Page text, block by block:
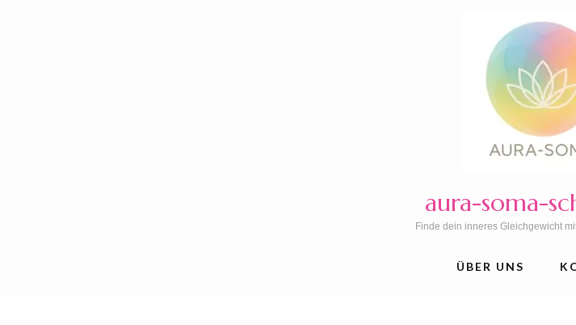
aura-soma-
Finde dein inneres Gleichgewicht
ÜBER UNS